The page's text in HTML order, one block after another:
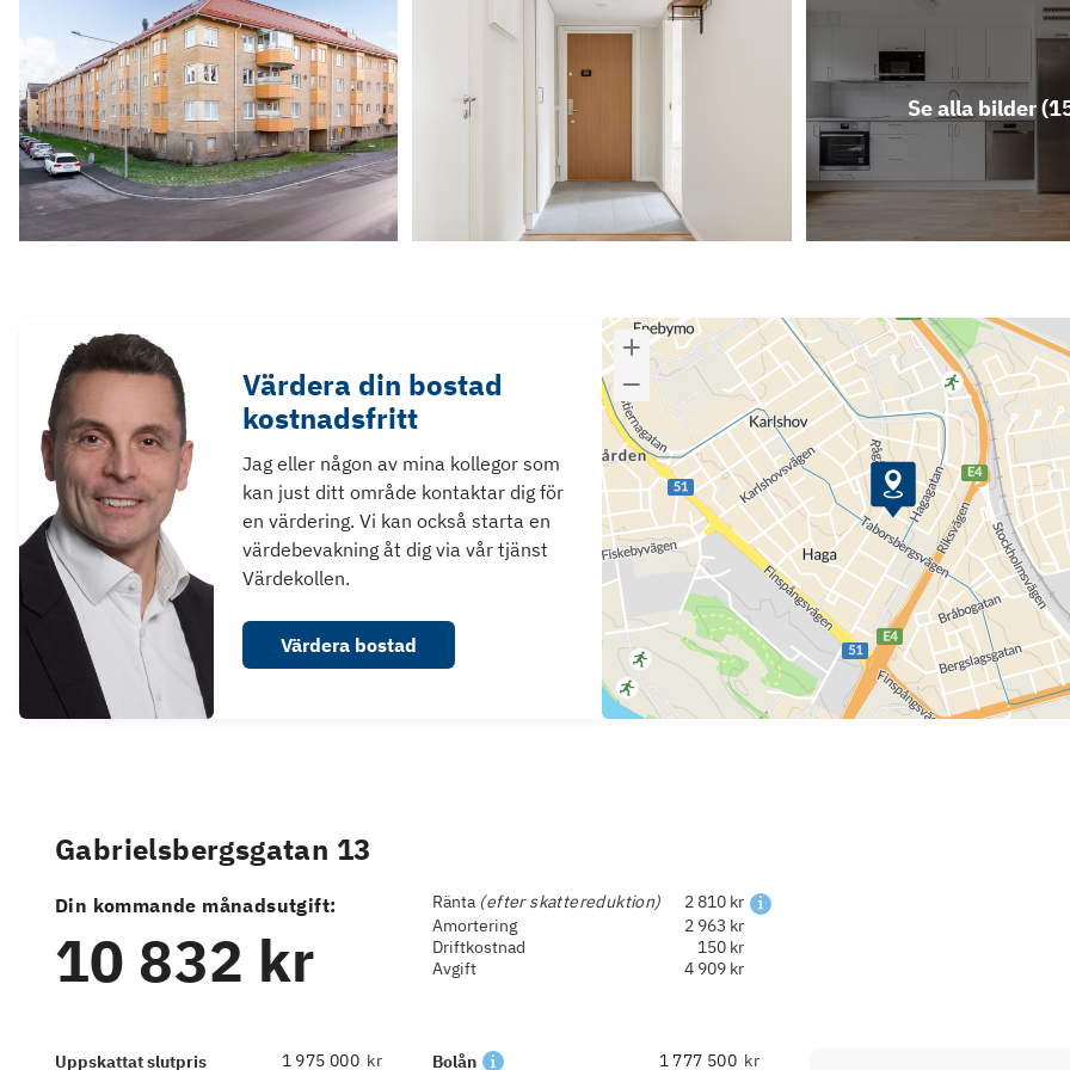
Se alla bilder (
Värdera din bostad
kostnadsfritt
Jag eller någon av mina kollegor som
kan just ditt område kontaktar dig för
en värdering. Vi kan också starta en
värdebevakning åt dig via vår tjänst
Värdekollen.
Värdera bostad
Gabrielsbergsgatan 13
Din kommande månadsutgift:
10 832 kr
Ränta (efter skattereduktion)
2 810 kr
Amortering
2 963 kr
Driftkostnad
150 kr
Avgift
4 909 kr
Uppskattat slutpris kr Bolån kr